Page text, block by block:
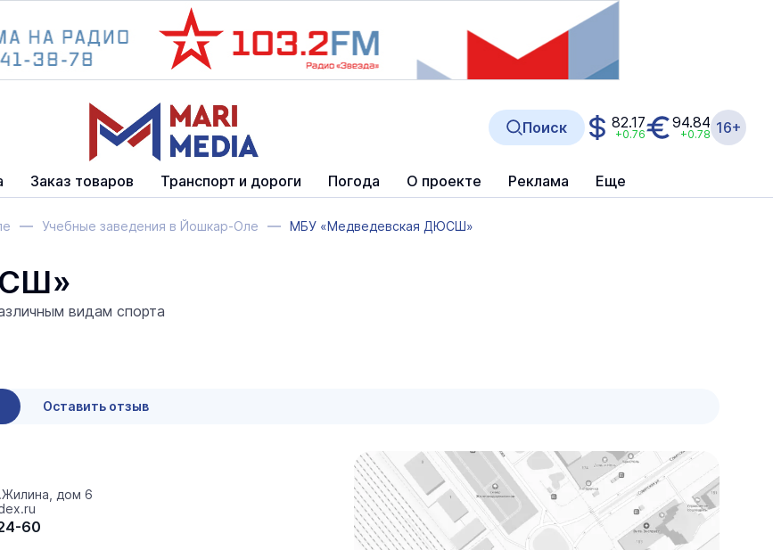
Заказ товаров Транспорт и дороги Погода О проекте Реклама Еще
Поиск 82.17
+0.76
94.84
+0.78 16+
Учебные заведения в Йошкар-Оле МБУ «Медведевская ДЮСШ»
видам спорта
Оставить отзыв
дом 6
60